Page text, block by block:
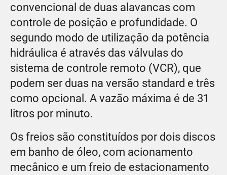
convencional de duas alavancas com
controle de posição e profundidade. O
segundo modo de utilização da potência
hidráulica é através das válvulas do
sistema de controle remoto (VCR), que
podem ser duas na versão standard e três
como opcional. A vazão máxima é de 31
litros por minuto.
Os freios são constituídos por dois discos
em banho de óleo, com acionamento
mecânico e um freio de estacionamento